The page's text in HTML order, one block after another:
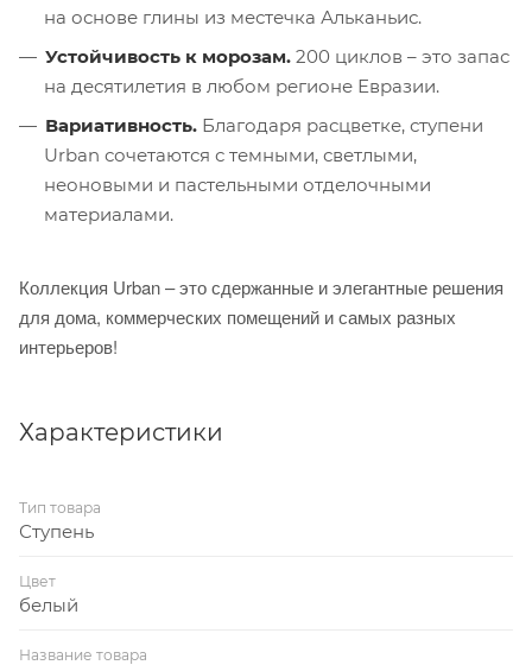
на основе глины из местечка Альканьис.
Устойчивость к морозам. 200 циклов – это запас
на десятилетия в любом регионе Евразии.
Вариативность. Благодаря расцветке, ступени
Urban сочетаются с темными, светлыми,
неоновыми и пастельными отделочными
материалами.
Коллекция Urban – это сдержанные и элегантные решения
для дома, коммерческих помещений и самых разных
интерьеров!
Характеристики
Тип товара
Ступень
Цвет
белый
Название товара